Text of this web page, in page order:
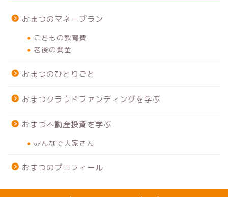
おまつのマネープラン
こどもの教育費
老後の資金
おまつのひとりごと
おまつクラウドファンディングを学ぶ
おまつ不動産投資を学ぶ
みんなで大家さん
おまつのプロフィール